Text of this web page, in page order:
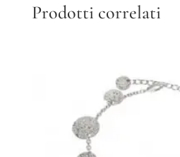
Prodotti correlati